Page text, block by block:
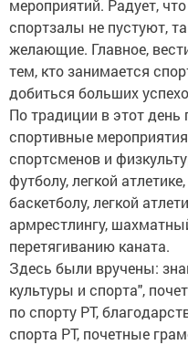
мероприятий. Радует,
спортзалы не пустуют,
желающие. Главное,
тем, кто занимается
добиться больших
По традиции в этот день
спортивные
спортсменов и
футболу, легкой
баскетболу, легкой
армрестлингу,
перетягиванию каната.
Здесь были вручены:
культуры и спорта",
по спорту РТ,
спорта РТ, почетные